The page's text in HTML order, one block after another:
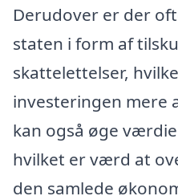
Derudover er der
staten i form af
skattelettelser,
investeringen mere
kan også øge
hvilket er værd at
den samlede